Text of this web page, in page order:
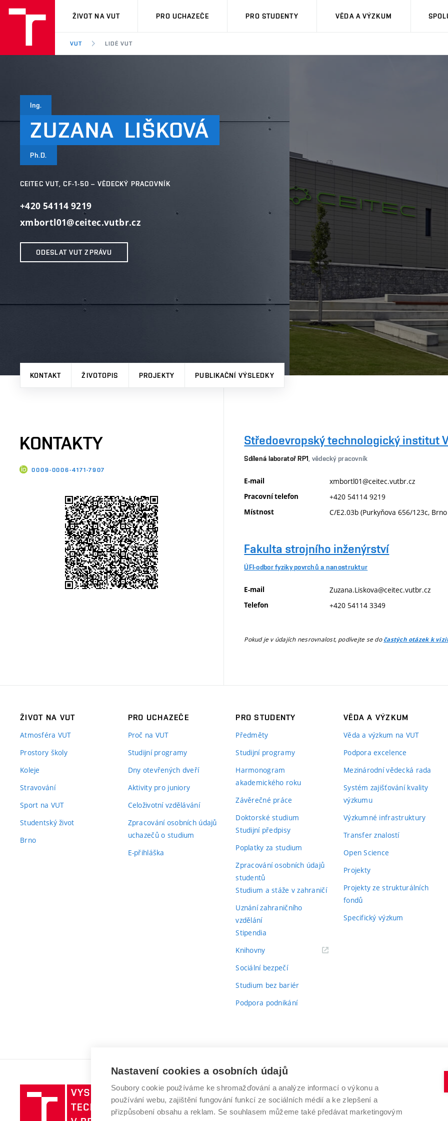
VUT
ŽIVOT NA VUT PRO UCHAZEČE PRO STUDENTY VĚDA A VÝZKUM
VUT LIDÉ VUT
Ing.
ZUZANA LIŠKOVÁ
Ph.D.
CEITEC VUT, CF-1-50 – VĚDECKÝ PRACOVNÍK
+420 54114 9219
xmbortl01@ceitec.vutbr.cz
ODESLAT VUT ZPRÁVU
KONTAKT ŽIVOTOPIS PROJEKTY PUBLIKAČNÍ VÝSLEDKY
KONTAKTY
0009-0006-4171-7907
Středoevropský technologický institut
Sdílená laboratoř RP1 , vědecký pracovník
E-mail xmbortl01@ceitec.vutbr.cz
Pracovní telefon +420 54114 9219
Místnost C/E2.03b (Purkyňova 656/123c,
Fakulta strojního inženýrství
ÚFI-odbor fyziky povrchů a nanostruktur
E-mail Zuzana.Liskova@ceitec.vutbr.cz
Telefon +420 54114 3349
Pokud je v údajích nesrovnalost, podívejte se dočastých otázek k
ŽIVOT NA VUT
Atmosféra VUT
Prostory školy
Koleje
Stravování
Sport na VUT
Studentský život
Brno
PRO UCHAZEČE
Proč na VUT
Studijní programy
Dny otevřených dveří
Aktivity pro juniory
Celoživotní vzdělávání
Zpracování osobních údajů
uchazečů o studium
E-přihláška
PRO STUDENTY
Předměty
Studijní programy
Harmonogram
akademického roku
Závěrečné práce
Doktorské studium
Studijní předpisy
Poplatky za studium
Zpracování osobních údajů
studentů
Studium a stáže v zahraničí
Uznání zahraničního
vzdělání
Stipendia
Knihovny(externí
Sociální bezpečí
Studium bez bariér
Podpora podnikání
VĚDA A VÝZKUM
Věda a výzkum na VUT
Podpora excelence
Mezinárodní vědecká rada
Systém zajišťování kvality
výzkumu
Výzkumné infrastruktury
Transfer znalostí
Open Science
Projekty
Projekty ze strukturálních
fondů
Specifický výzkum
Vysoké
učení
technické
VYSOKÉ UČENÍ TECHNICKÉ V BRNĚ
Antonínská 548/1
www.vut.cz
Nastavení cookies a osobních údajů
Soubory cookie používáme ke shromažďování a analýze informací o výkonu a
používání webu, zajištění fungování funkcí ze sociálních médií a ke zlepšení a
přizpůsobení obsahu a reklam. Se souhlasem můžeme také předávat marketingovým